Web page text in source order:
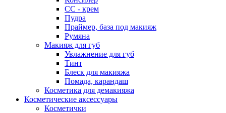
СС - крем
Пудра
Праймер, база под макияж
Румяна
Макияж для губ
Увлажнение для губ
Тинт
Блеск для макияжа
Помада, карандаш
Косметика для демакияжа
Косметические аксессуары
Косметички